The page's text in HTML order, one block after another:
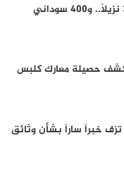
165 مليون جنيه لإطلاق 33 نزيلاً.. و400 سوداني
تكشف حصيلة معارك كلبس
تزف خبراً ساراً بشأن وثائق